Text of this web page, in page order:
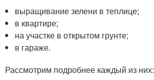
выращивание зелени в теплице;
в квартире;
на участке в открытом грунте;
в гараже.
Рассмотрим подробнее каждый из них: